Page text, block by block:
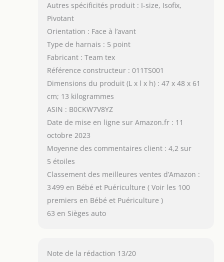
Autres spécificités produit : I-size, Isofix,
Pivotant
Orientation : Face à l’avant
Type de harnais : 5 point
Fabricant : Team tex
Référence constructeur : 011TS001
Dimensions du produit (L x l x h) : 47 x 48 x 61
cm; 13 kilogrammes
ASIN : B0CKW7V8YZ
Date de mise en ligne sur Amazon.fr : 11
octobre 2023
Moyenne des commentaires client : 4,2 sur
5 étoiles
Classement des meilleures ventes d’Amazon :
3 499 en Bébé et Puériculture ( Voir les 100
premiers en Bébé et Puériculture )
63 en Sièges auto
Note de la rédaction 13/20